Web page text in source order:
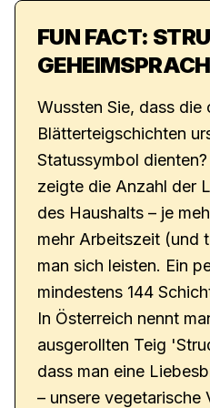
FUN FACT:
Wussten Sie, dass die
Blätterteigschichten
Statussymbol
zeigte die Anzahl der
des Haushalts – je
mehr Arbeitszeit (und
man sich leisten. Ein
mindestens 144
In Österreich nennt
ausgerollten Teig
dass man eine
– unsere vegetarische